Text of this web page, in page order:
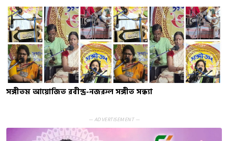
সঙ্গীতম আয়োজিত রবীন্দ্র-নজরুল সঙ্গীত সন্ধ্যা
— ADVERTISEMENT —